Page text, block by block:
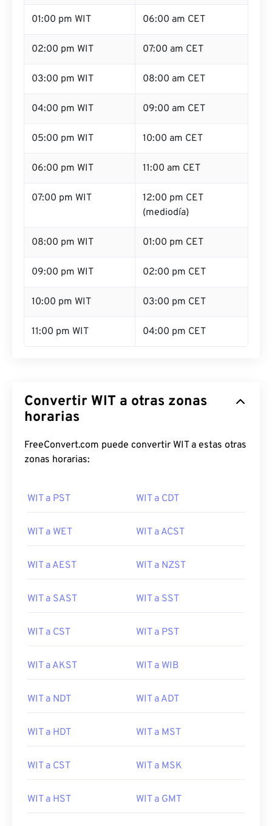
01:00 pm WIT 06:00 am CET
02:00 pm WIT 07:00 am CET
03:00 pm WIT 08:00 am CET
04:00 pm WIT 09:00 am CET
05:00 pm WIT 10:00 am CET
06:00 pm WIT 11:00 am CET
07:00 pm WIT
12:00 pm CET
(mediodía)
08:00 pm WIT 01:00 pm CET
09:00 pm WIT 02:00 pm CET
10:00 pm WIT 03:00 pm CET
11:00 pm WIT 04:00 pm CET
Convertir WIT a otras zonas
horarias
FreeConvert.com puede convertir WIT a estas otras
zonas horarias:
WIT a PST WIT a CDT
WIT a WET WIT a ACST
WIT a AEST WIT a NZST
WIT a SAST WIT a SST
WIT a CST WIT a PST
WIT a AKST WIT a WIB
WIT a NDT WIT a ADT
WIT a HDT WIT a MST
WIT a CST WIT a MSK
WIT a HST WIT a GMT